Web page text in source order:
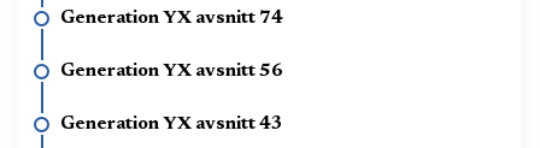
Generation YX avsnitt 74
Generation YX avsnitt 56
Generation YX avsnitt 43